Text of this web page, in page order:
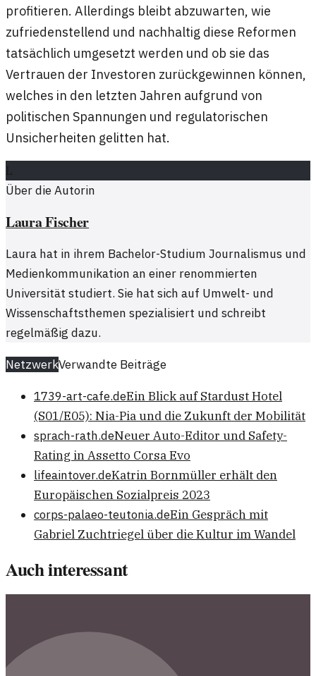
profitieren. Allerdings bleibt abzuwarten, wie
zufriedenstellend und nachhaltig diese Reformen
tatsächlich umgesetzt werden und ob sie das
Vertrauen der Investoren zurückgewinnen können,
welches in den letzten Jahren aufgrund von
politischen Spannungen und regulatorischen
Unsicherheiten gelitten hat.
L
Über die Autorin
Laura Fischer
Laura hat in ihrem Bachelor-Studium Journalismus und
Medienkommunikation an einer renommierten
Universität studiert. Sie hat sich auf Umwelt- und
Wissenschaftsthemen spezialisiert und schreibt
regelmäßig dazu.
NetzwerkVerwandte Beiträge
1739-art-cafe.deEin Blick auf Stardust Hotel
(S01/E05): Nia-Pia und die Zukunft der Mobilität
sprach-rath.deNeuer Auto-Editor und Safety-
Rating in Assetto Corsa Evo
lifeaintover.deKatrin Bornmüller erhält den
Europäischen Sozialpreis 2023
corps-palaeo-teutonia.deEin Gespräch mit
Gabriel Zuchtriegel über die Kultur im Wandel
Auch interessant